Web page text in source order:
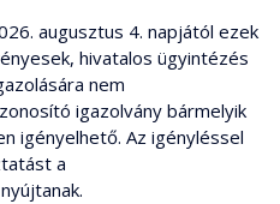
augusztus 4. napjától ezek
hivatalos ügyintézés
nem
igazolvány bármelyik
igényelhető. Az igényléssel
a